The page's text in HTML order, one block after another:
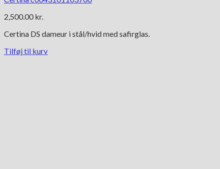
2,500.00 kr.
Certina DS dameur i stål/hvid med safirglas.
Tilføj til kurv